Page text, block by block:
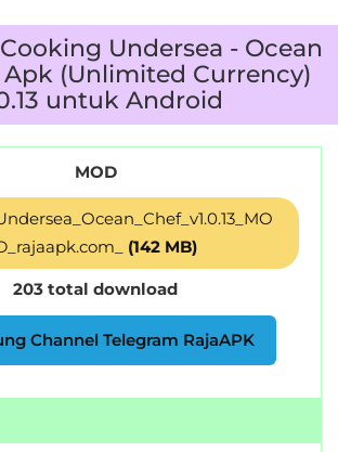
Undersea - Ocean
(Unlimited Currency)
untuk Android
MOD
(142 MB)
203 total download
Channel Telegram RajaAPK